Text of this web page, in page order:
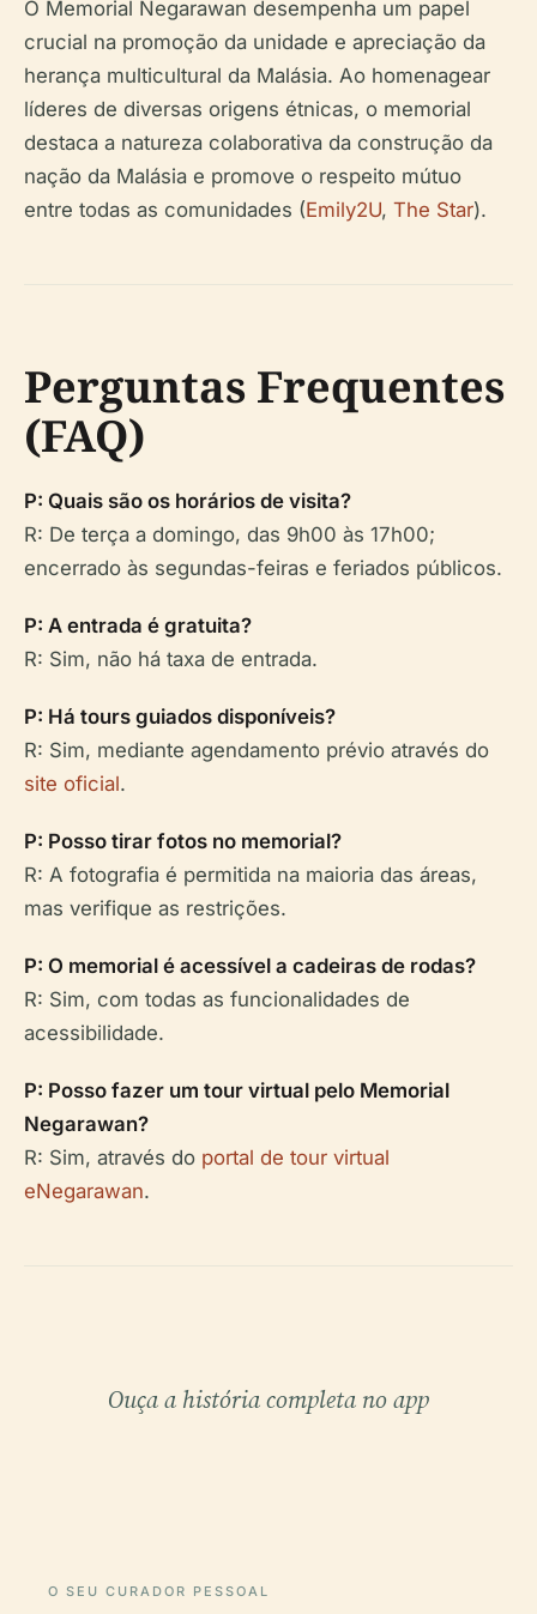
O Memorial Negarawan desempenha um papel
crucial na promoção da unidade e apreciação da
herança multicultural da Malásia. Ao homenagear
líderes de diversas origens étnicas, o memorial
destaca a natureza colaborativa da construção da
nação da Malásia e promove o respeito mútuo
entre todas as comunidades (Emily2U, The Star).
Perguntas Frequentes
(FAQ)
P: Quais são os horários de visita?
R: De terça a domingo, das 9h00 às 17h00;
encerrado às segundas-feiras e feriados públicos.
P: A entrada é gratuita?
R: Sim, não há taxa de entrada.
P: Há tours guiados disponíveis?
R: Sim, mediante agendamento prévio através do
site oficial.
P: Posso tirar fotos no memorial?
R: A fotografia é permitida na maioria das áreas,
mas verifique as restrições.
P: O memorial é acessível a cadeiras de rodas?
R: Sim, com todas as funcionalidades de
acessibilidade.
P: Posso fazer um tour virtual pelo Memorial
Negarawan?
R: Sim, através do portal de tour virtual
eNegarawan.
Ouça a história completa no app
O SEU CURADOR PESSOAL